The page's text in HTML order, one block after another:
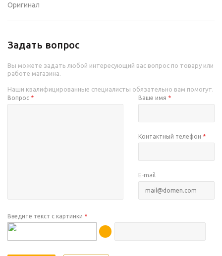
Оригинал
Задать вопрос
Вы можете задать любой интересующий вас вопрос по товару или
работе магазина.
Наши квалифицированные специалисты обязательно вам помогут.
Вопрос * Ваше имя *
Контактный телефон *
E-mail
Введите текст с картинки *